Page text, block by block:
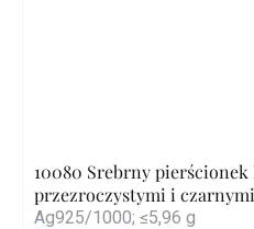
10080 Srebrny pierścionek
przezroczystymi i
Ag925/1000; ≤5,96 g